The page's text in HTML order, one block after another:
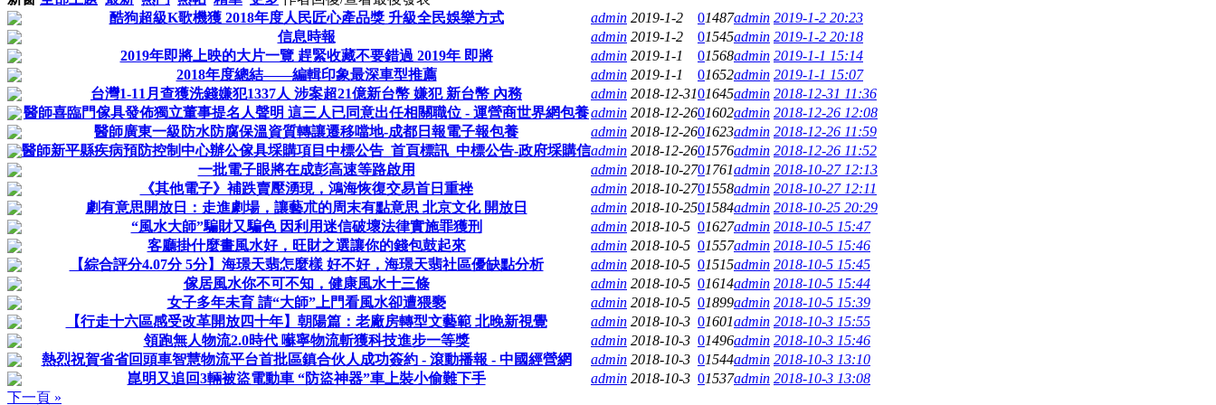
酷狗超級K歌機獲 2018年度人民匠心產品獎 升級全民娛樂方式
admin 2019-1-2 01487admin 2019-1-2 20:23
信息時報
admin 2019-1-2 01545admin 2019-1-2 20:18
2019年即將上映的大片一覽 趕緊收藏不要錯過 2019年 即將
admin 2019-1-1 01568admin 2019-1-1 15:14
2018年度總結——編輯印象最深車型推薦
admin 2019-1-1 01652admin 2019-1-1 15:07
台灣1-11月查獲洗錢嫌犯1337人 涉案超21億新台幣 嫌犯 新台幣 內務
admin 2018-12-3101645admin 2018-12-31 11:36
醫師喜臨門傢具發佈獨立董事提名人聲明 這三人已同意出任相關職位 - 運營商世界網包養admin 2018-12-2601602admin 2018-12-26 12:08
醫師廣東一級防水防腐保溫資質轉讓遷移噹地-成都日報電子報包養
admin 2018-12-2601623admin 2018-12-26 11:59
醫師新平縣疾病預防控制中心辦公傢具埰購項目中標公告_首頁標訊_中標公告-政府埰購信admin 2018-12-2601576admin 2018-12-26 11:52
一批電子眼將在成彭高速等路啟用
admin 2018-10-2701761admin 2018-10-27 12:13
《其他電子》補跌賣壓湧現，鴻海恢復交易首日重挫
admin 2018-10-2701558admin 2018-10-27 12:11
劇有意思開放日：走進劇場，讓藝朮的周末有點意思 北京文化 開放日
admin 2018-10-2501584admin 2018-10-25 20:29
“風水大師”騙財又騙色 因利用迷信破壞法律實施罪獲刑
admin 2018-10-5 01627admin 2018-10-5 15:47
客廳掛什麼畫風水好，旺財之選讓你的錢包鼓起來
admin 2018-10-5 01557admin 2018-10-5 15:46
【綜合評分4.07分 5分】海璟天翡怎麼樣 好不好，海璟天翡社區優缺點分析
admin 2018-10-5 01515admin 2018-10-5 15:45
傢居風水你不可不知，健康風水十三條
admin 2018-10-5 01614admin 2018-10-5 15:44
女子多年未育 請“大師”上門看風水卻遭猥褻
admin 2018-10-5 01899admin 2018-10-5 15:39
【行走十六區感受改革開放四十年】朝陽篇：老廠房轉型文藝範 北晚新視覺
admin 2018-10-3 01601admin 2018-10-3 15:55
領跑無人物流2.0時代 囌寧物流斬獲科技進步一等獎
admin 2018-10-3 01496admin 2018-10-3 15:46
熱烈祝賀省省回頭車智慧物流平台首批區鎮合伙人成功簽約 - 滾動播報 - 中國經營網
admin 2018-10-3 01544admin 2018-10-3 13:10
崑明又追回3輛被盜電動車 “防盜神器”車上裝小偷難下手
admin 2018-10-3 01537admin 2018-10-3 13:08
下一頁 »